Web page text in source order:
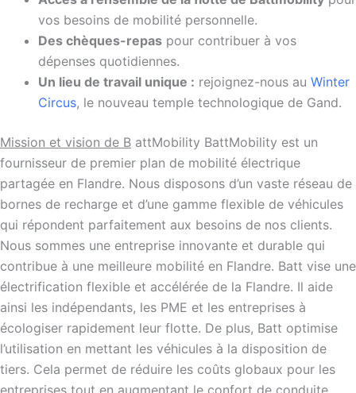
vos besoins de mobilité personnelle.
Des chèques-repas pour contribuer à vos
dépenses quotidiennes.
Un lieu de travail unique : rejoignez-nous au Winter
Circus, le nouveau temple technologique de Gand.
Mission et vision de B attMobility BattMobility est un
fournisseur de premier plan de mobilité électrique
partagée en Flandre. Nous disposons d’un vaste réseau de
bornes de recharge et d’une gamme flexible de véhicules
qui répondent parfaitement aux besoins de nos clients.
Nous sommes une entreprise innovante et durable qui
contribue à une meilleure mobilité en Flandre. Batt vise une
électrification flexible et accélérée de la Flandre. Il aide
ainsi les indépendants, les PME et les entreprises à
écologiser rapidement leur flotte. De plus, Batt optimise
l’utilisation en mettant les véhicules à la disposition de
tiers. Cela permet de réduire les coûts globaux pour les
entreprises tout en augmentant le confort de conduite.